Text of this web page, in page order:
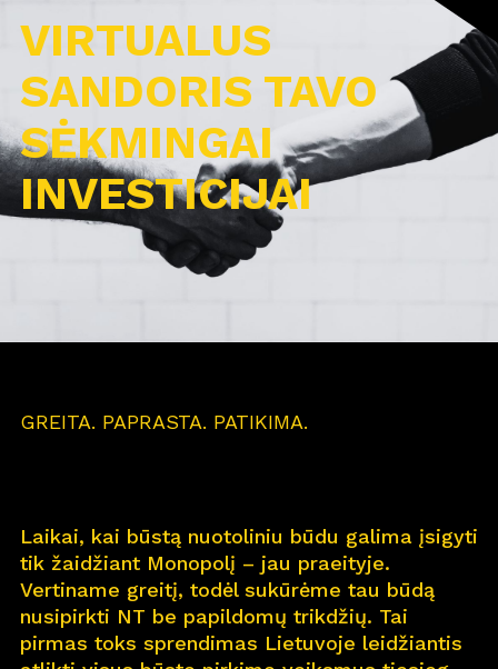
VIRTUALUS
SANDORIS TAVO
SĖKMINGAI
INVESTICIJAI
GREITA. PAPRASTA. PATIKIMA.
Laikai, kai būstą nuotoliniu būdu galima įsigyti
tik žaidžiant Monopolį – jau praeityje.
Vertiname greitį, todėl sukūrėme tau būdą
nusipirkti NT be papildomų trikdžių. Tai
pirmas toks sprendimas Lietuvoje leidžiantis